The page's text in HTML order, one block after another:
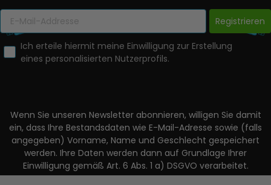
Registrieren
Ich erteile hiermit meine Einwilligung zur Erstellung
eines personalisierten Nutzerprofils.
Wenn Sie unseren Newsletter abonnieren, willigen Sie damit
ein, dass Ihre Bestandsdaten wie E-Mail-Adresse sowie (falls
angegeben) Vorname, Name und Geschlecht gespeichert
werden. Ihre Daten werden dann auf Grundlage Ihrer
Einwilligung gemäß Art. 6 Abs. 1 a) DSGVO verarbeitet.